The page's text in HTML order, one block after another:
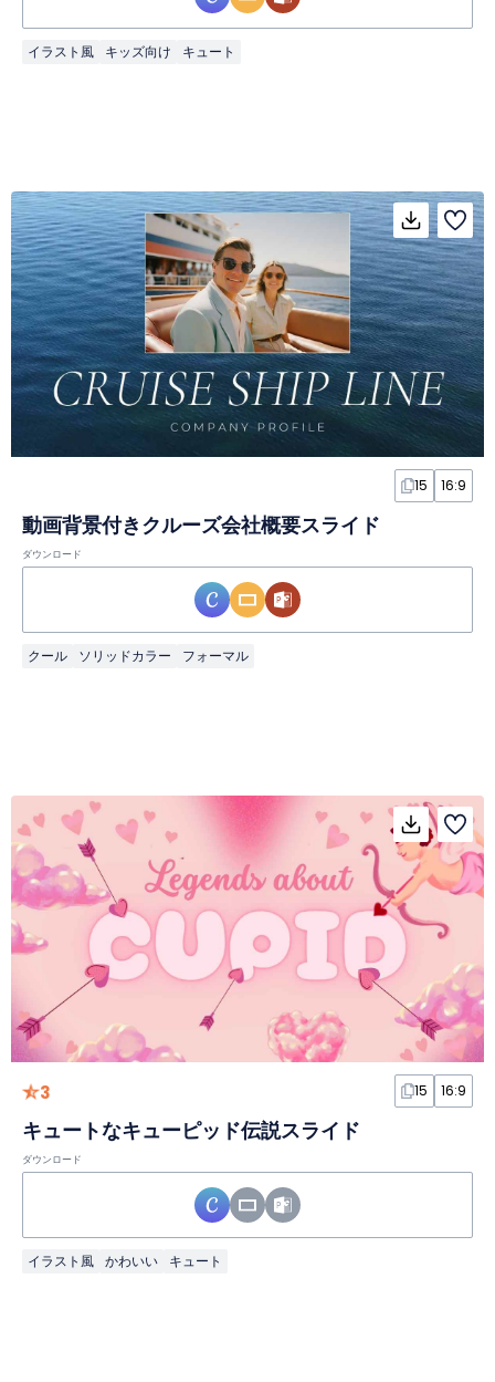
イラスト風 キッズ向け キュート
15 16:9
動画背景付きクルーズ会社概要スライド
ダウンロード
クール ソリッドカラー フォーマル
3 15 16:9
キュートなキューピッド伝説スライド
ダウンロード
イラスト風 かわいい キュート